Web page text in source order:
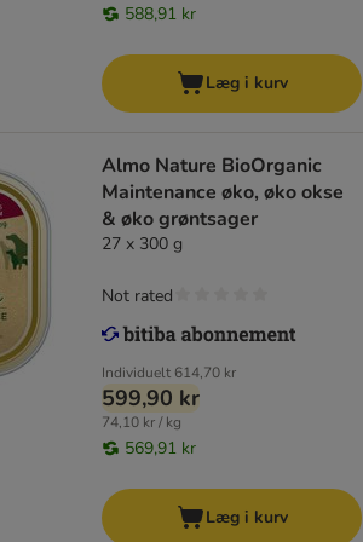
588,91 kr
Læg i kurv
Almo Nature BioOrganic
Maintenance øko, øko okse
& øko grøntsager
27 x 300 g
Individuelt 614,70 kr
599,90 kr
74,10 kr / kg
569,91 kr
Not rated
Læg i kurv